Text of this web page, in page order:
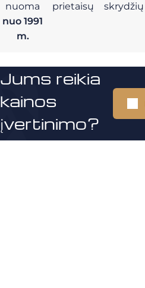
nuoma
nuo 1991
m.
prietaisų
skrydžių
Jums reikia
kainos
įvertinimo?